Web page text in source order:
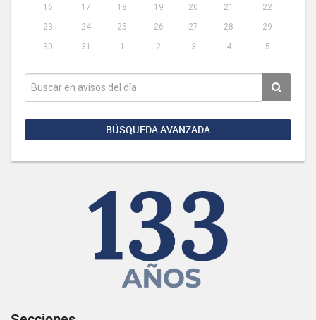
16
17 18 19 20 21
22
23
24 25 26 27 28
29
30
31 1 2 3 4 5
BÚSQUEDA AVANZADA